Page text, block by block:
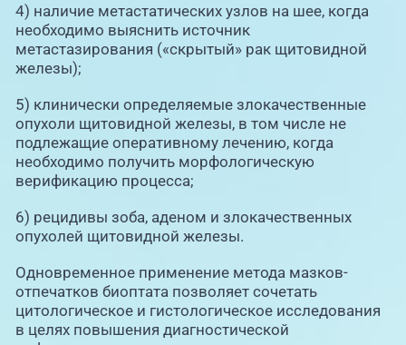
4) наличие метастатических узлов на шее, когда
необходимо выяснить источник
метастазирования («скрытый» рак щитовидной
железы);
5) клинически определяемые злокачественные
опухоли щитовидной железы, в том числе не
подлежащие оперативному лечению, когда
необходимо получить морфологическую
верификацию процесса;
6) рецидивы зоба, аденом и злокачественных
опухолей щитовидной железы.
Одновременное применение метода мазков-
отпечатков биоптата позволяет сочетать
цитологическое и гистологическое исследования
в целях повышения диагностической